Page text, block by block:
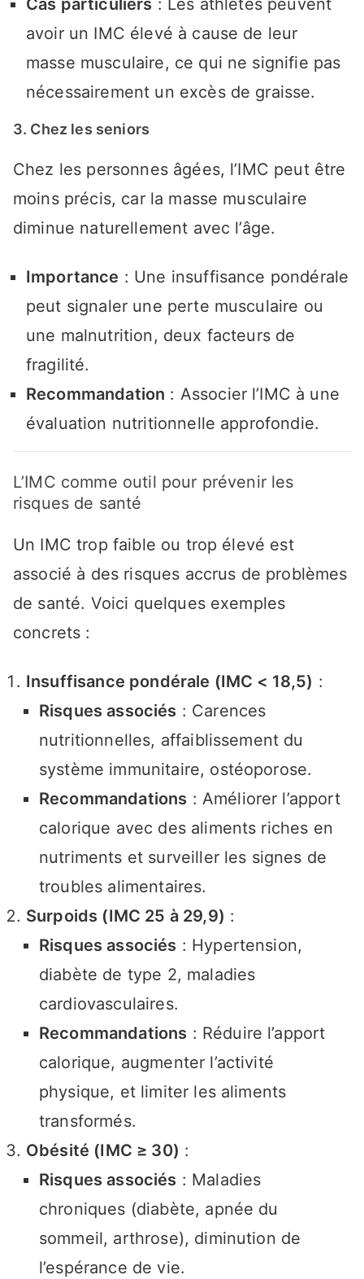
Cas particuliers : Les athlètes peuvent
avoir un IMC élevé à cause de leur
masse musculaire, ce qui ne signifie pas
nécessairement un excès de graisse.
3. Chez les seniors
Chez les personnes âgées, l’IMC peut être
moins précis, car la masse musculaire
diminue naturellement avec l’âge.
Importance : Une insuffisance pondérale
peut signaler une perte musculaire ou
une malnutrition, deux facteurs de
fragilité.
Recommandation : Associer l’IMC à une
évaluation nutritionnelle approfondie.
L’IMC comme outil pour prévenir les
risques de santé
Un IMC trop faible ou trop élevé est
associé à des risques accrus de problèmes
de santé. Voici quelques exemples
concrets :
Insuffisance pondérale (IMC < 18,5) :
Risques associés : Carences
nutritionnelles, affaiblissement du
système immunitaire, ostéoporose.
Recommandations : Améliorer l’apport
calorique avec des aliments riches en
nutriments et surveiller les signes de
troubles alimentaires.
Surpoids (IMC 25 à 29,9) :
Risques associés : Hypertension,
diabète de type 2, maladies
cardiovasculaires.
Recommandations : Réduire l’apport
calorique, augmenter l’activité
physique, et limiter les aliments
transformés.
Obésité (IMC ≥ 30) :
Risques associés : Maladies
chroniques (diabète, apnée du
sommeil, arthrose), diminution de
l’espérance de vie.